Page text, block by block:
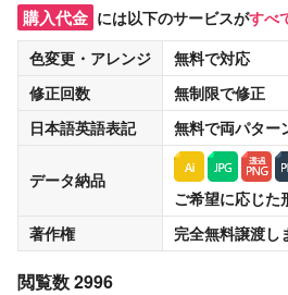
購入代金 には以下のサービスがすべ
色変更・アレンジ
無料で対応
修正回数
無制限で修正
日本語英語表記
無料で両パター
データ納品
ご希望に応じた
著作権
完全無料譲渡し
閲覧数 2996